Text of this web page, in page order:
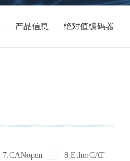
- 产品信息 - 绝对值编码器
7:CANopen
8:EtherCAT